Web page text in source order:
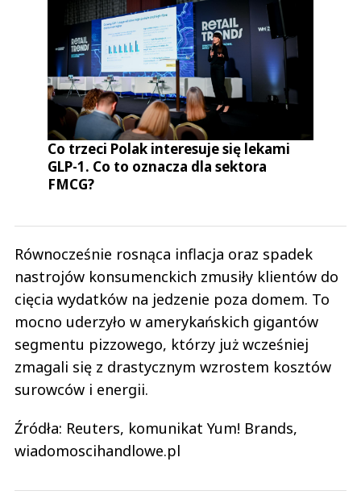
Co trzeci Polak interesuje się lekami
GLP-1. Co to oznacza dla sektora
FMCG?
Równocześnie rosnąca inflacja oraz spadek
nastrojów konsumenckich zmusiły klientów do
cięcia wydatków na jedzenie poza domem. To
mocno uderzyło w amerykańskich gigantów
segmentu pizzowego, którzy już wcześniej
zmagali się z drastycznym wzrostem kosztów
surowców i energii.
Źródła: Reuters, komunikat Yum! Brands,
wiadomoscihandlowe.pl